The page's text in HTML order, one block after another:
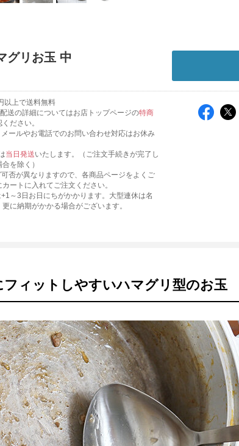
グリお玉 中
以上で送料無料
送の詳細についてはお店トップページの特商
ださい。
ールやお電話でのお問い合わせ対応はお休み
当日発送いたします。（ご注文手続きが完了し
を除く）
否が異なりますので、各商品ページをよくご
ートに入れてご注文ください。
～3日お日にちがかかります。大型連休は名
に納期がかかる場合がございます。
フィットしやすいハマグリ型のお玉